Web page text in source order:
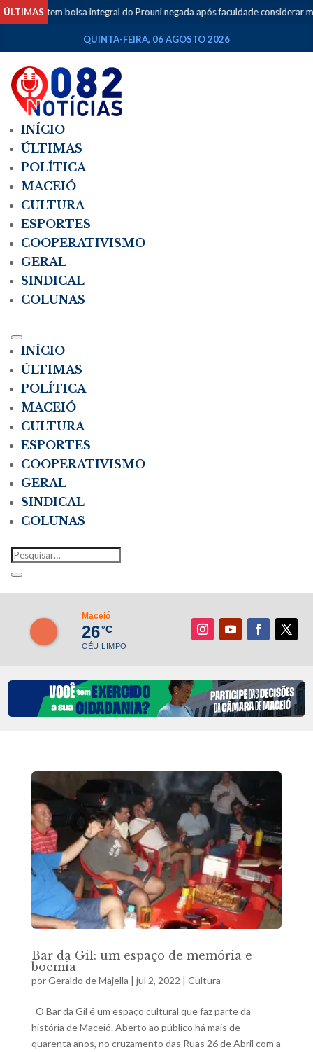
ÚLTIMAStem bolsa integral do Prouni negada após faculdade considerar
QUINTA-FEIRA, 06 AGOSTO 2026
INÍCIO
ÚLTIMAS
POLÍTICA
MACEIÓ
CULTURA
ESPORTES
COOPERATIVISMO
GERAL
SINDICAL
COLUNAS
INÍCIO
ÚLTIMAS
POLÍTICA
MACEIÓ
CULTURA
ESPORTES
COOPERATIVISMO
GERAL
SINDICAL
COLUNAS
Maceió
26°C
CÉU LIMPO
Bar da Gil: um espaço de memória e
boemia
porGeraldo de Majella | jul 2, 2022 | Cultura
O Bar da Gil é um espaço cultural que faz parte da
história de Maceió. Aberto ao público há mais de
quarenta anos, no cruzamento das Ruas 26 de Abril com a